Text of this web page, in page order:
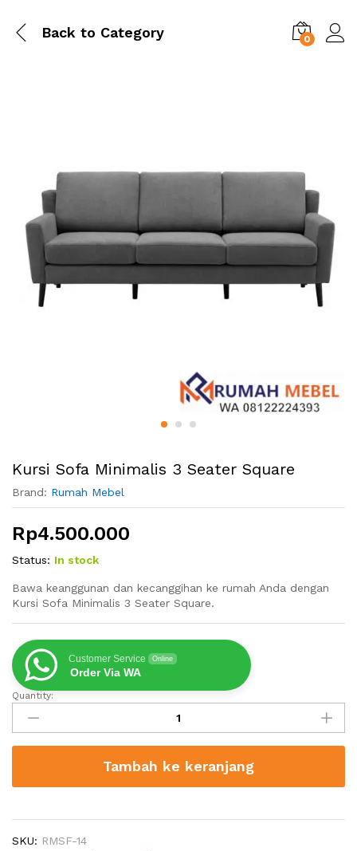
Back to Category 0
Kursi Sofa Minimalis 3 Seater Square
Brand: Rumah Mebel
Rp4.500.000
Status: In stock
Bawa keanggunan dan kecanggihan ke rumah Anda dengan
Kursi Sofa Minimalis 3 Seater Square.
Customer Service Online
Order Via WA
Kursi
Sofa
Minimalis
3
Square
Quantity:
Tambah ke keranjang
SKU: RMSF-14